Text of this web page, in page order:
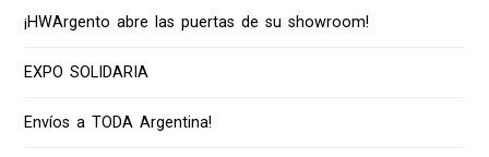
¡HWArgento abre las puertas de su showroom!
EXPO SOLIDARIA
Envíos a TODA Argentina!